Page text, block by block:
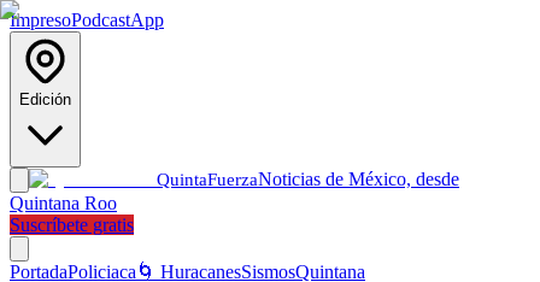
ImpresoPodcastApp
Edición
QuintaFuerzaNoticias de México, desde
Quintana Roo
Suscríbete gratis
PortadaPoliciaca 🌀 HuracanesSismosQuintana